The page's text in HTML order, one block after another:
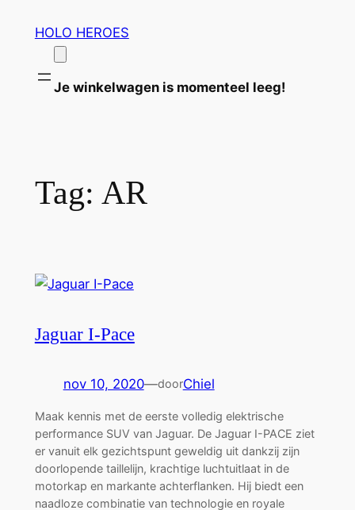
inhoud
HOLO HEROES
Je winkelwagen is momenteel leeg!
Tag: AR
Jaguar I-Pace
nov 10, 2020—doorChiel
Maak kennis met de eerste volledig elektrische
performance SUV van Jaguar. De Jaguar I-PACE ziet
er vanuit elk gezichtspunt geweldig uit dankzij zijn
doorlopende taillelijn, krachtige luchtuitlaat in de
motorkap en markante achterflanken. Hij biedt een
naadloze combinatie van technologie en royale